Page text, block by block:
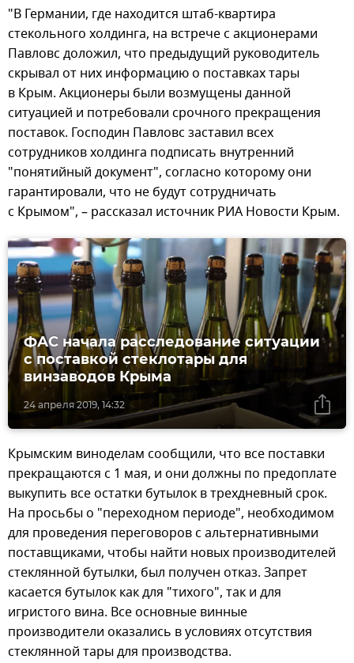
"В Германии, где находится штаб-квартира
стекольного холдинга, на встрече с акционерами
Павловс доложил, что предыдущий руководитель
скрывал от них информацию о поставках тары
в Крым. Акционеры были возмущены данной
ситуацией и потребовали срочного прекращения
поставок. Господин Павловс заставил всех
сотрудников холдинга подписать внутренний
"понятийный документ", согласно которому они
гарантировали, что не будут сотрудничать
с Крымом", – рассказал источник РИА Новости Крым.
24 апреля 2019, 14:32
ФАС начала расследование ситуации
с поставкой стеклотары для
винзаводов Крыма
Крымским виноделам сообщили, что все поставки
прекращаются с 1 мая, и они должны по предоплате
выкупить все остатки бутылок в трехдневный срок.
На просьбы о "переходном периоде", необходимом
для проведения переговоров с альтернативными
поставщиками, чтобы найти новых производителей
стеклянной бутылки, был получен отказ. Запрет
касается бутылок как для "тихого", так и для
игристого вина. Все основные винные
производители оказались в условиях отсутствия
стеклянной тары для производства.